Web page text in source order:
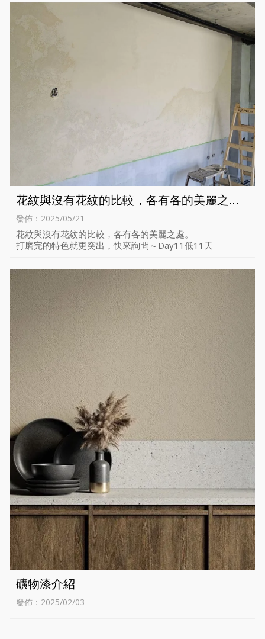
花紋與沒有花紋的比較，各有各的美麗之
處。
發佈：2025/05/21
花紋與沒有花紋的比較，各有各的美麗之處。
打磨完的特色就更突出，快來詢問～Day11低11天
礦物漆介紹
發佈：2025/02/03